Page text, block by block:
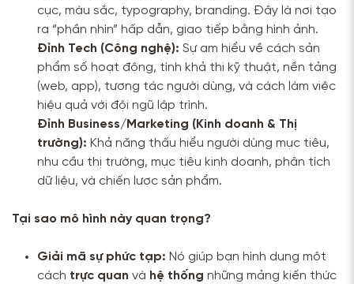
cục, màu sắc, typography, branding. Đây là nơi tạo
ra “phần nhìn” hấp dẫn, giao tiếp bằng hình ảnh.
Đỉnh Tech (Công nghệ): Sự am hiểu về cách sản
phẩm số hoạt động, tính khả thi kỹ thuật, nền tảng
(web, app), tương tác người dùng, và cách làm việc
hiệu quả với đội ngũ lập trình.
Đỉnh Business/Marketing (Kinh doanh & Thị
trường): Khả năng thấu hiểu người dùng mục tiêu,
nhu cầu thị trường, mục tiêu kinh doanh, phân tích
dữ liệu, và chiến lược sản phẩm.
Tại sao mô hình này quan trọng?
Giải mã sự phức tạp: Nó giúp bạn hình dung một
cách trực quan và hệ thống những mảng kiến thức